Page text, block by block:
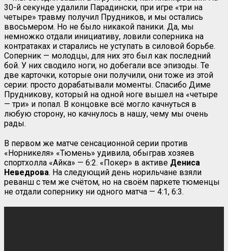
30-й секунде удалили Парадински, при игре «три на
четыре» травму получил Прудников, и мы остались
ввосьмером. Но не было никакой паники. Да, мы
немножко отдали инициативу, ловили соперника на
контратаках и старались не уступать в силовой борьбе.
Соперник — молодцы, для них это был как последний
бой. У них сводило ноги, но добегали все эпизоды. Те
две карточки, которые они получили, они тоже из этой
серии: просто дорабатывали моменты. Спасибо Диме
Прудникову, который на одной ноге вышел на «четыре
— три» и попал. В концовке всё могло качнуться в
любую сторону, но качнулось в нашу, чему мы очень
рады.
В первом же матче сенсационной серии против
«Норникеля» «Тюмень» удивила, обыграв хозяев
спортхолла «Айка» — 6:2. «Покер» в активе Дениса
Неведрова. На следующий день норильчане взяли
реванш с тем же счётом, но на своём паркете тюменцы
не отдали сопернику ни одного матча — 4:1, 6:3.